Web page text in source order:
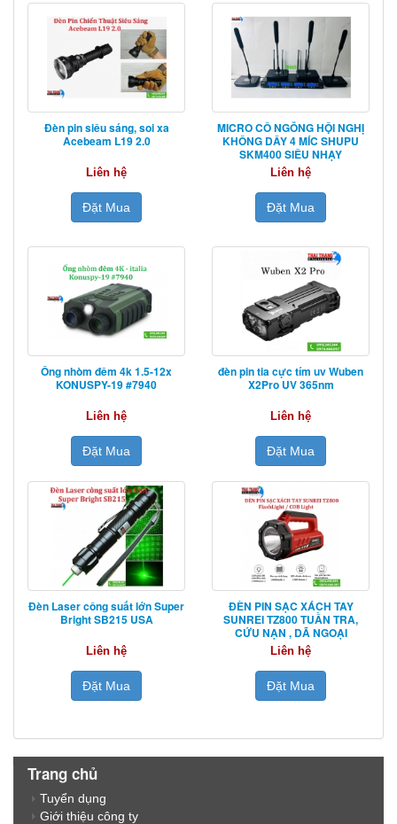
Đèn pin siêu sáng, soi xa
Acebeam L19 2.0
Liên hệ
Đặt Mua
MICRO CỔ NGỖNG HỘI NGHỊ
KHÔNG DÂY 4 MÍC SHUPU
SKM400 SIÊU NHẠY
Liên hệ
Đặt Mua
Ống nhòm đêm 4k 1.5-12x
KONUSPY-19 #7940
Liên hệ
Đặt Mua
đèn pin tia cực tím uv Wuben
X2Pro UV 365nm
Liên hệ
Đặt Mua
Đèn Laser công suất lớn Super
Bright SB215 USA
Liên hệ
Đặt Mua
ĐÈN PIN SẠC XÁCH TAY
SUNREI TZ800 TUẦN TRA,
CỨU NẠN , DÃ NGOẠI
Liên hệ
Đặt Mua
Trang chủ
Tuyển dụng
Giới thiệu công ty